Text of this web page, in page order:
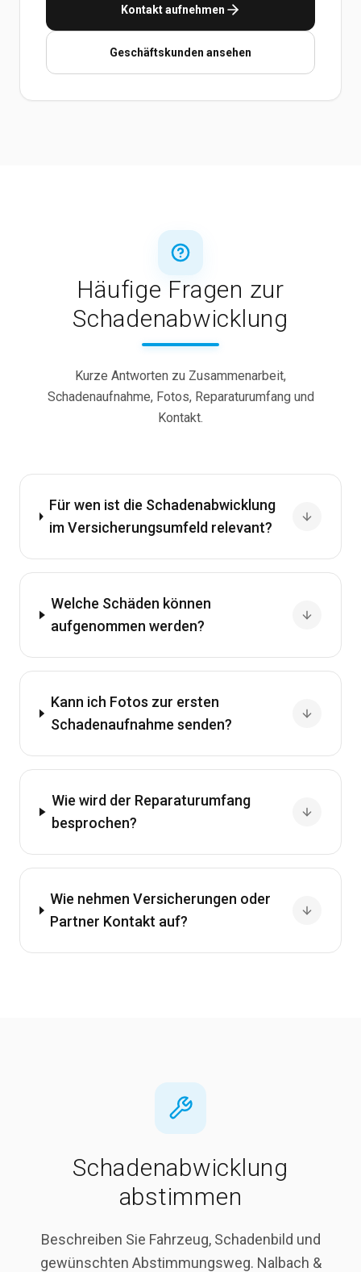
Kontakt aufnehmen
Geschäftskunden ansehen
Häufige Fragen zur
Schadenabwicklung
Kurze Antworten zu Zusammenarbeit,
Schadenaufnahme, Fotos, Reparaturumfang und
Kontakt.
Für wen ist die Schadenabwicklung
im Versicherungsumfeld relevant?
Welche Schäden können
aufgenommen werden?
Kann ich Fotos zur ersten
Schadenaufnahme senden?
Wie wird der Reparaturumfang
besprochen?
Wie nehmen Versicherungen oder
Partner Kontakt auf?
Schadenabwicklung
abstimmen
Beschreiben Sie Fahrzeug, Schadenbild und
gewünschten Abstimmungsweg. Nalbach &